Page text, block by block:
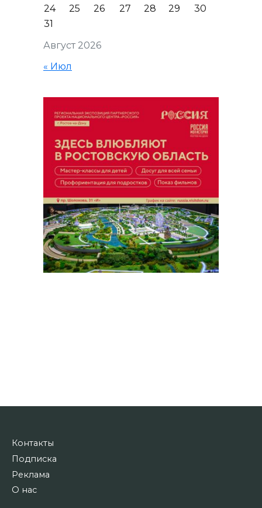
Август 2026
24
25 26 27 28 29
30
31
« Июл
Контакты
Подписка
Реклама
О нас